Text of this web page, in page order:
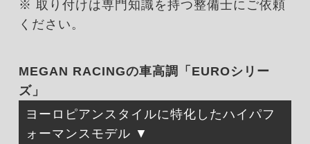
※ 取り付けは専門知識を持つ整備士にご依頼
ください。
MEGAN RACINGの車高調「EUROシリー
ズ」
ヨーロピアンスタイルに特化したハイパフ
ォーマンスモデル